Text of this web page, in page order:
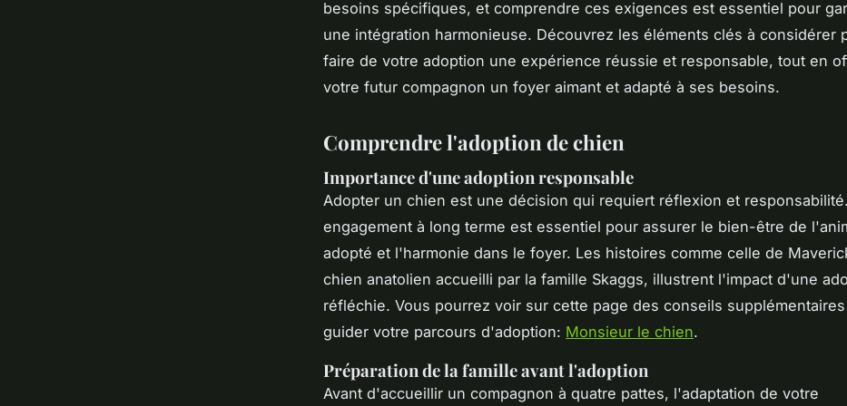
besoins spécifiques, et comprendre ces exigences est essentiel pour
une intégration harmonieuse. Découvrez les éléments clés à considérer
faire de votre adoption une expérience réussie et responsable, tout en
votre futur compagnon un foyer aimant et adapté à ses besoins.
Comprendre l'adoption de chien
Importance d'une adoption responsable
Adopter un chien est une décision qui requiert réflexion et
engagement à long terme est essentiel pour assurer le bien-être de
adopté et l'harmonie dans le foyer. Les histoires comme celle de
chien anatolien accueilli par la famille Skaggs, illustrent l'impact d'une
réfléchie. Vous pourrez voir sur cette page des conseils
guider votre parcours d'adoption: Monsieur le chien.
Préparation de la famille avant l'adoption
Avant d'accueillir un compagnon à quatre pattes, l'adaptation de votre